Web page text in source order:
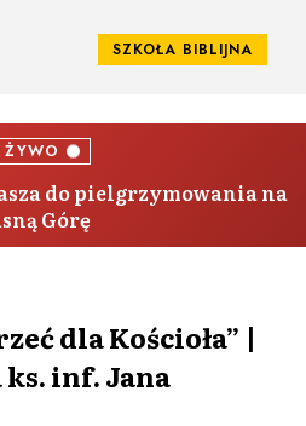
SZKOŁA BIBLIJNA
do pielgrzymowania na
Górę
dla Kościoła” |
ks. inf. Jana